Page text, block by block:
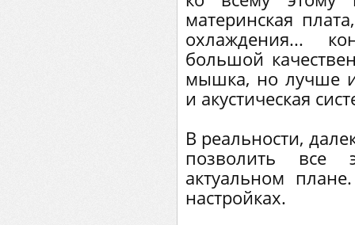
материнская
охлаждения...
большой
мышка, но лучше
и акустическая
В реальности,
позволить
актуальном
настройках.